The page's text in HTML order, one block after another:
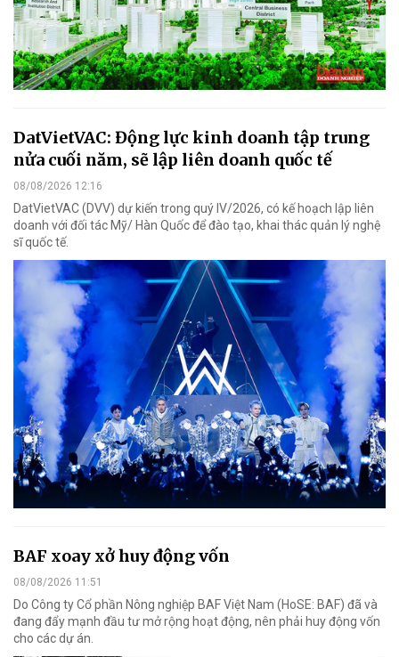
DatVietVAC: Động lực kinh doanh tập trung
nửa cuối năm, sẽ lập liên doanh quốc tế
08/08/2026 12:16
DatVietVAC (DVV) dự kiến trong quý IV/2026, có kế hoạch lập liên
doanh với đối tác Mỹ/ Hàn Quốc để đào tạo, khai thác quản lý nghệ
sĩ quốc tế.
BAF xoay xở huy động vốn
08/08/2026 11:51
Do Công ty Cổ phần Nông nghiệp BAF Việt Nam (HoSE: BAF) đã và
đang đẩy mạnh đầu tư mở rộng hoạt động, nên phải huy động vốn
cho các dự án.